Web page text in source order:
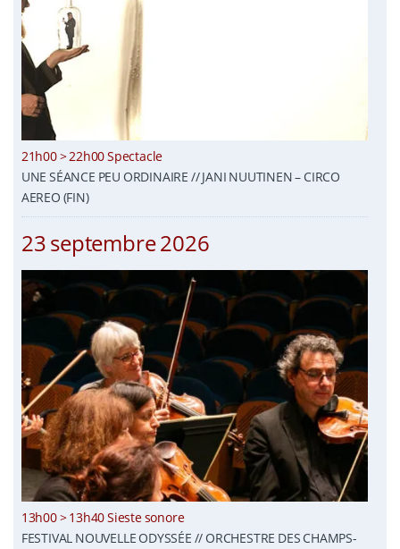
21h00 > 22h00 Spectacle
UNE SÉANCE PEU ORDINAIRE // JANI NUUTINEN – CIRCO
AEREO (FIN)
23 septembre 2026
13h00 > 13h40 Sieste sonore
FESTIVAL NOUVELLE ODYSSÉE // ORCHESTRE DES CHAMPS-